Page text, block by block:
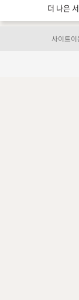
더 나은
사이트